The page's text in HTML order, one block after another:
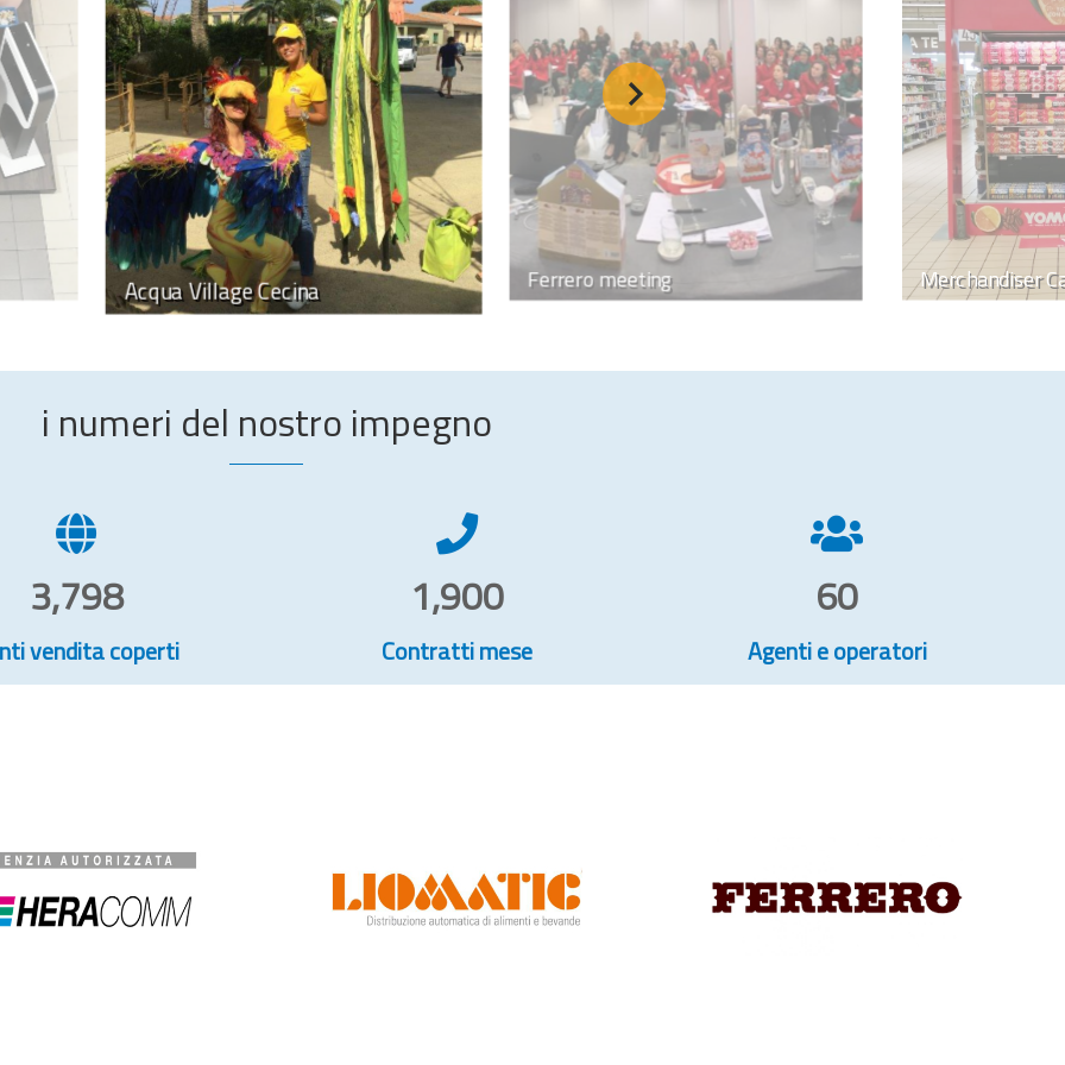
Ferrero meeting Merchandiser Campobasso GDO Ancona
i numeri del nostro impegno
3,798
vendita coperti
1,900
Contratti mese
60
Agenti e operatori